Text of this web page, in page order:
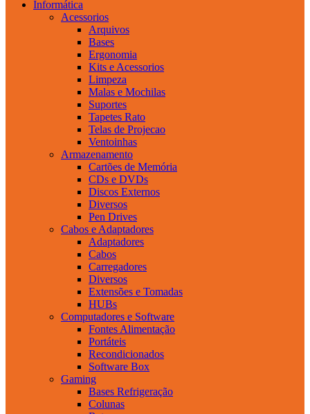
Informática
Acessorios
Arquivos
Bases
Ergonomia
Kits e Acessorios
Limpeza
Malas e Mochilas
Suportes
Tapetes Rato
Telas de Projecao
Ventoinhas
Armazenamento
Cartões de Memória
CDs e DVDs
Discos Externos
Diversos
Pen Drives
Cabos e Adaptadores
Adaptadores
Cabos
Carregadores
Diversos
Extensões e Tomadas
HUBs
Computadores e Software
Fontes Alimentação
Portáteis
Recondicionados
Software Box
Gaming
Bases Refrigeração
Colunas